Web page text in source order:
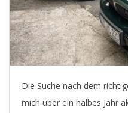
T
Die Suche nach dem
mich über ein halbes Jahr